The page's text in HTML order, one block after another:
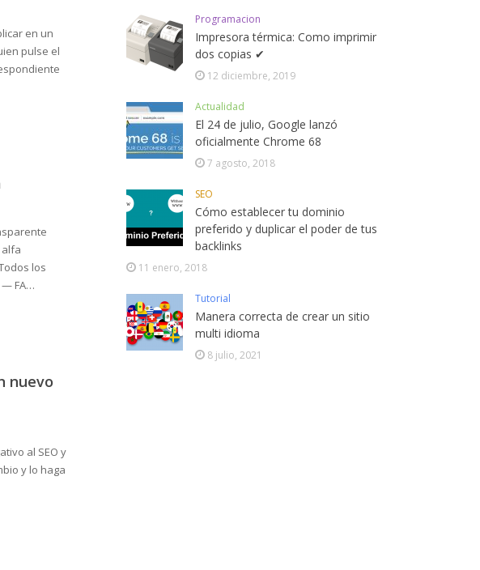
en un
pulse el
los
— FA…
nuevo
al SEO y
y lo haga
Programacion
Impresora térmica: Como imprimir
dos copias ✔
12 diciembre, 2019
Actualidad
El 24 de julio, Google lanzó
oficialmente Chrome 68
7 agosto, 2018
SEO
Cómo establecer tu dominio
preferido y duplicar el poder de tus
backlinks
11 enero, 2018
Tutorial
Manera correcta de crear un sitio
multi idioma
8 julio, 2021